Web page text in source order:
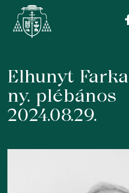
SkipElhunyt
ny. plébános
2024.08.29.